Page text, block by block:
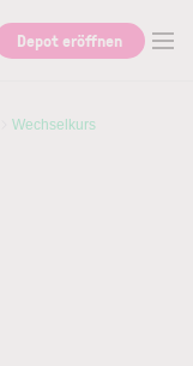
nach Aktie, Autor...
Depot eröffnen
Wechselkurs